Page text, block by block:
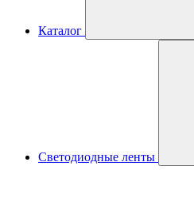
Каталог
Светодиодные ленты